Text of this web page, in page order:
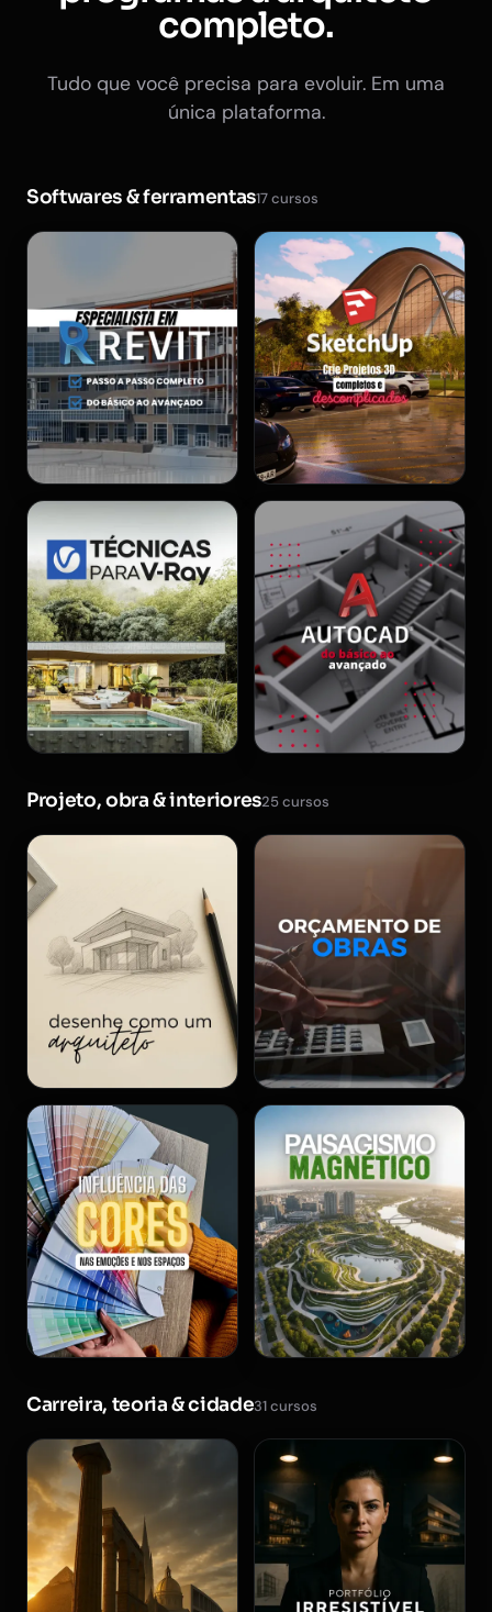
completo.
Tudo que você precisa para evoluir. Em uma
única plataforma.
Softwares & ferramentas17 cursos
Projeto, obra & interiores25 cursos
Carreira, teoria & cidade31 cursos